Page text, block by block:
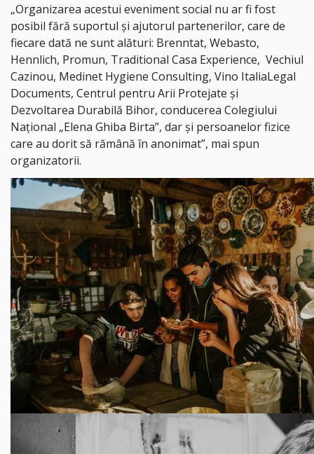
„Organizarea acestui eveniment social nu ar fi fost
posibil fără suportul și ajutorul partenerilor, care de
fiecare dată ne sunt alături: Brenntat, Webasto,
Hennlich, Promun, Traditional Casa Experience, Vechiul
Cazinou, Medinet Hygiene Consulting, Vino ItaliaLegal
Documents, Centrul pentru Arii Protejate și
Dezvoltarea Durabilă Bihor, conducerea Colegiului
Național „Elena Ghiba Birta”, dar și persoanelor fizice
care au dorit să rămână în anonimat”, mai spun
organizatorii.